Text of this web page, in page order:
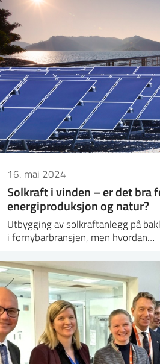
16. mai 2024
Solkraft i vinden – er det bra
energiproduksjon og natur?
Utbygging av solkraftanlegg på
i fornybarbransjen, men hvordan…